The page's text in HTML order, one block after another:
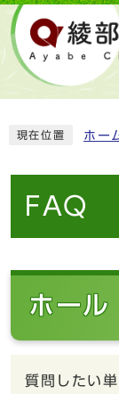
現在位置 ホー
FAQ
ホール
質問したい